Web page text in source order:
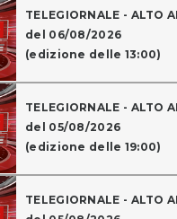
TELEGIORNALE - ALTO
del 06/08/2026
(edizione delle 13:00)
TELEGIORNALE - ALTO
del 05/08/2026
(edizione delle 19:00)
TELEGIORNALE - ALTO